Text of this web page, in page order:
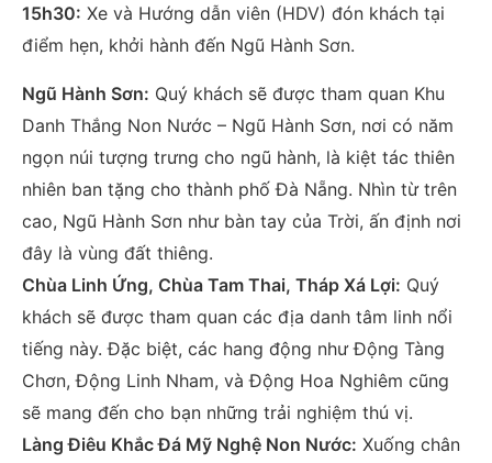
15h30: Xe và Hướng dẫn viên (HDV) đón khách tại
điểm hẹn, khởi hành đến Ngũ Hành Sơn.
Ngũ Hành Sơn: Quý khách sẽ được tham quan Khu
Danh Thắng Non Nước – Ngũ Hành Sơn, nơi có năm
ngọn núi tượng trưng cho ngũ hành, là kiệt tác thiên
nhiên ban tặng cho thành phố Đà Nẵng. Nhìn từ trên
cao, Ngũ Hành Sơn như bàn tay của Trời, ấn định nơi
đây là vùng đất thiêng.
Chùa Linh Ứng, Chùa Tam Thai, Tháp Xá Lợi: Quý
khách sẽ được tham quan các địa danh tâm linh nổi
tiếng này. Đặc biệt, các hang động như Động Tàng
Chơn, Động Linh Nham, và Động Hoa Nghiêm cũng
sẽ mang đến cho bạn những trải nghiệm thú vị.
Làng Điêu Khắc Đá Mỹ Nghệ Non Nước: Xuống chân